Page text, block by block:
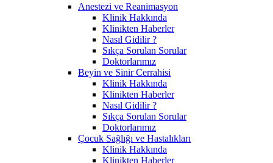
Anestezi ve Reanimasyon
Klinik Hakkında
Klinikten Haberler
Nasıl Gidilir ?
Sıkça Sorulan Sorular
Doktorlarımız
Beyin ve Sinir Cerrahisi
Klinik Hakkında
Klinikten Haberler
Nasıl Gidilir ?
Sıkça Sorulan Sorular
Doktorlarımız
Çocuk Sağlığı ve Hastalıkları
Klinik Hakkında
Klinikten Haberler